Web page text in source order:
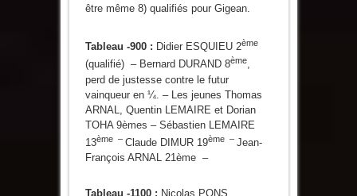
être même 8) qualifiés pour Gigean.
Tableau -900 : Didier ESQUIEU 2ème
(qualifié) – Bernard DURAND 8ème,
perd de justesse contre le futur
vainqueur en ¼. – Les jeunes Thomas
ARNAL, Quentin LEMAIRE et Dorian
TOHA 9èmes – Sébastien LEMAIRE
13ème – Claude DIMUR 19ème – Jean-
François ARNAL 21 ème –
Tableau -1100 : Nicolas PONS